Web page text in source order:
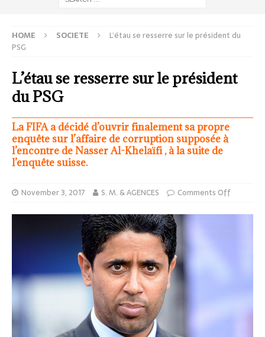
HOME SOCIETE
L’étau se resserre sur le président du
PSG
L’étau se resserre sur le président
du PSG
La FIFA a décidé d’ouvrir finalement sa propre
enquête sur l’affaire de corruption supposée à
l’encontre de Nasser Al-Khelaïfi , à la suite de
l’enquête suisse.
November 3, 2017 S. M. & AGENCES Comments Off